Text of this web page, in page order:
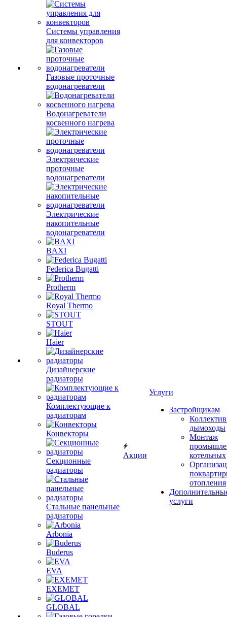
Системы управления
для конвекторов
Газовые проточные
водонагреватели
Водонагреватели
косвенного нагрева
Электрические
проточные
водонагреватели
Электрические
накопительные
водонагреватели
BAXI
Federica Bugatti
Protherm
Royal Thermo
STOUT
Haier
Дизайнерские
радиаторы
Комплектующие к
радиаторам
Конвекторы
Секционные
радиаторы
Стальные панельные
радиаторы
Arbonia
Buderus
EVA
EXEMET
GLOBAL
Акции
Услуги
Застройщикам
дымоходы
Монтаж
котельных
отопления
услуги